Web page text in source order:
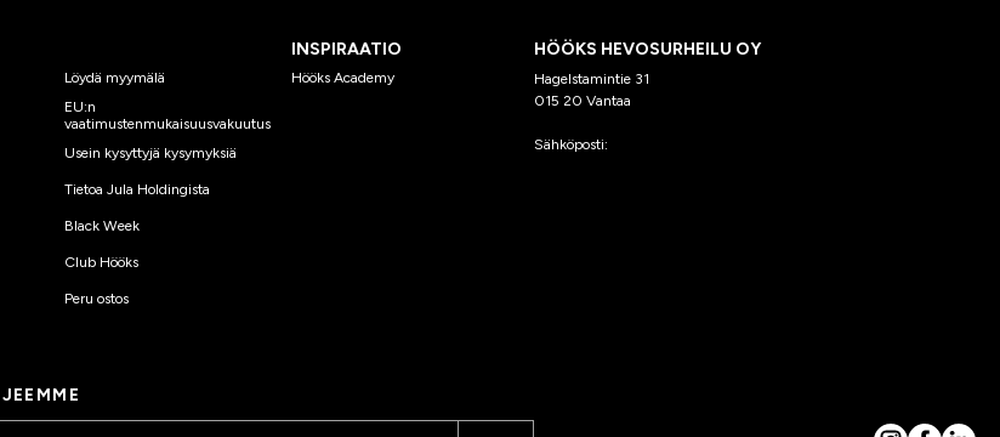
Löydä myymälä
EU:n
vaatimustenmukaisuusvakuutus
Usein kysyttyjä kysymyksiä
Tietoa Jula Holdingista
Black Week
Club Hööks
Peru ostos
INSPIRAATIO
Hööks Academy
HÖÖKS HEVOSURHEILU OY
Hagelstamintie 31
015 20 Vantaa
Sähköposti: